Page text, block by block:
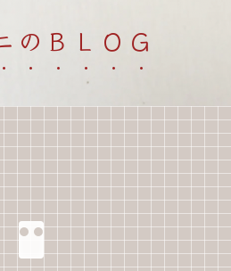
のＢＬＯＧ